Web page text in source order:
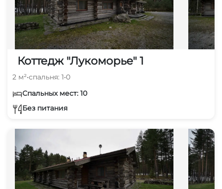
Коттедж "Лукоморье" 1
2 м²•спальня: 1•0
Спальных мест: 10
Без питания